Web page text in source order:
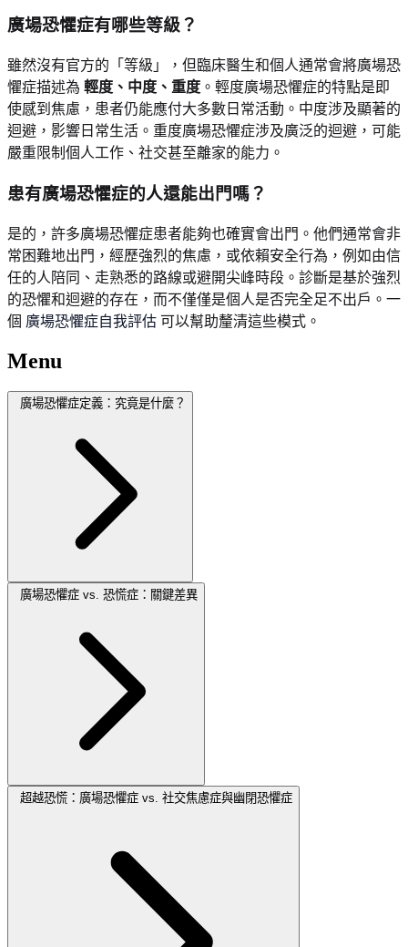
廣場恐懼症有哪些等級？
雖然沒有官方的「等級」，但臨床醫生和個人通常會將廣場恐
懼症描述為 輕度、中度、重度 。輕度廣場恐懼症的特點是即
使感到焦慮，患者仍能應付大多數日常活動。中度涉及顯著的
迴避，影響日常生活。重度廣場恐懼症涉及廣泛的迴避，可能
嚴重限制個人工作、社交甚至離家的能力。
患有廣場恐懼症的人還能出門嗎？
是的，許多廣場恐懼症患者能夠也確實會出門。他們通常會非
常困難地出門，經歷強烈的焦慮，或依賴安全行為，例如由信
任的人陪同、走熟悉的路線或避開尖峰時段。診斷是基於強烈
的恐懼和迴避的存在，而不僅僅是個人是否完全足不出戶。一
個 廣場恐懼症自我評估 可以幫助釐清這些模式。
Menu
廣場恐懼症定義：究竟是什麼？
廣場恐懼症 vs. 恐慌症：關鍵差異
超越恐慌：廣場恐懼症 vs. 社交焦慮症與幽閉恐懼症